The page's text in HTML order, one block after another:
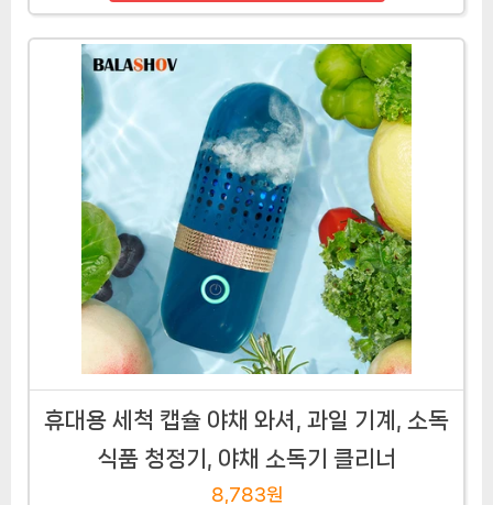
휴대용 세척 캡슐 야채 와셔, 과일 기계, 소독
식품 청정기, 야채 소독기 클리너
8,783원